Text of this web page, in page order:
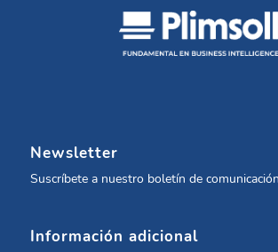
Newsletter
Suscríbete a nuestro boletín de
Información adicional